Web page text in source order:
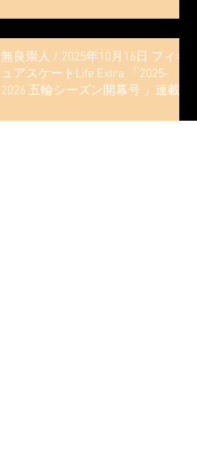
無良崇人 / 2025年10月16日 フィギ
ュアスケートLife Extra 「2025-
2026 五輪シーズン開幕号 」連載